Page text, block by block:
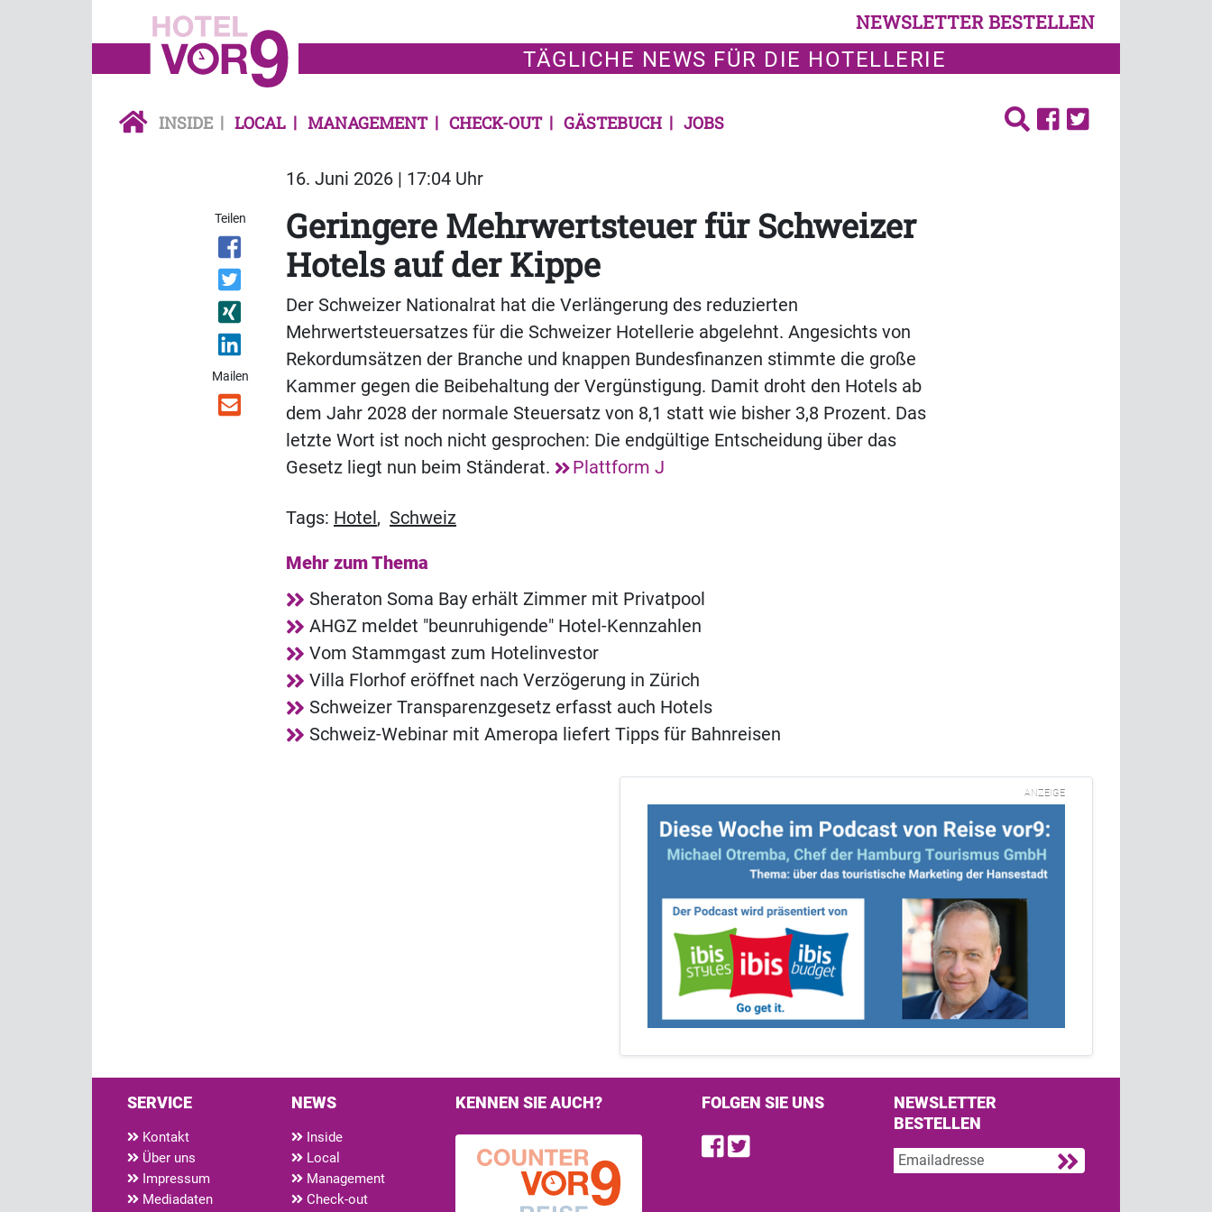
NEWSLETTER BESTELLEN
TÄGLICHE NEWS FÜR DIE HOTELLERIE
INSIDE LOCAL MANAGEMENT CHECK-OUT GÄSTEBUCH JOBS
16. Juni 2026 | 17:04 Uhr
Teilen
Mailen
Geringere Mehrwertsteuer für Schweizer
Hotels auf der Kippe
Der Schweizer Nationalrat hat die Verlängerung des reduzierten
Mehrwertsteuersatzes für die Schweizer Hotellerie abgelehnt. Angesichts von
Rekordumsätzen der Branche und knappen Bundesfinanzen stimmte die große
Kammer gegen die Beibehaltung der Vergünstigung. Damit droht den Hotels ab
dem Jahr 2028 der normale Steuersatz von 8,1 statt wie bisher 3,8 Prozent. Das
letzte Wort ist noch nicht gesprochen: Die endgültige Entscheidung über das
Gesetz liegt nun beim Ständerat.
Plattform J
Tags: Hotel , Schweiz
Mehr zum Thema
Sheraton Soma Bay erhält Zimmer mit Privatpool
AHGZ meldet "beunruhigende" Hotel-Kennzahlen
Vom Stammgast zum Hotelinvestor
Villa Florhof eröffnet nach Verzögerung in Zürich
Schweizer Transparenzgesetz erfasst auch Hotels
Schweiz-Webinar mit Ameropa liefert Tipps für Bahnreisen
ANZEIGE
SERVICE
Kontakt
Über uns
Impressum
Mediadaten
NEWS
Inside
Local
Management
Check-out
KENNEN SIE AUCH? FOLGEN SIE UNS
Find us on Facebook
Follow us on Twitter
NEWSLETTER
BESTELLEN